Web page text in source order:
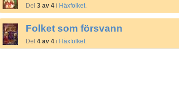
Del 3 av 4i Häxfolket.
Folket som försvann
Del 4 av 4i Häxfolket.